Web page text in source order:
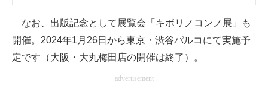
なお、出版記念として展覧会「キボリノコンノ展」も
開催。2024年1月26日から東京・渋谷パルコにて実施予
定です（大阪・大丸梅田店の開催は終了）。
advertisement